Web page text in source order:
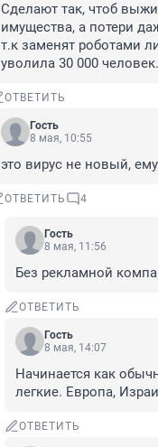
Сделают так, чтоб
имущества, а потери
т.к заменят роботами
уволила 30 000 человек.
ОТВЕТИТЬ
Гость
8 мая, 10:55
это вирус не новый,
ОТВЕТИТЬ 4
Гость
8 мая, 11:56
Без рекламной
ОТВЕТИТЬ
Гость
8 мая, 14:07
Начинается как
легкие. Европа,
ОТВЕТИТЬ